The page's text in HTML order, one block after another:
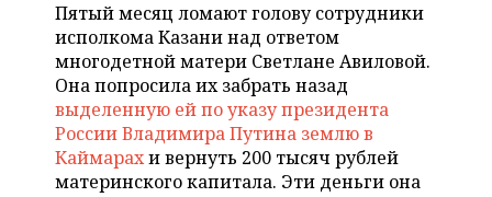
КОМУ ПРИНАДЛЕЖАТ
ТОРГОВЫЕ ЦЕНТРЫ
ТАТАРСТАНА
БЮДЖЕТ
ИНВЕСТИЦИИ
МАШИНОСТРОЕНИЕ
НЕФТЕХИМИЯ
НЕФТЬ
ОПК
НОВОСТИ АВТО
БИЗНЕС
НОВОСТИ БИЗНЕСА
РОЗНИЧНАЯ ТОРГОВЛЯ
ТРАНСПОРТ
ТЕХНОЛОГИИ
НОВОСТИ ТЕХНОЛОГИЙ
МЕРОПРИЯТИЯ
НОВОСТИ МЕРОПРИЯТИЙ
СПОРТ
Пятый месяц ломают голову сотрудники
исполкома Казани над ответом
многодетной матери Светлане Авиловой.
Она попросила их забрать назад
выделенную ей по указу президента
России Владимира Путина землю в
Каймарахи вернуть 200 тысяч рублей
материнского капитала. Эти деньги она